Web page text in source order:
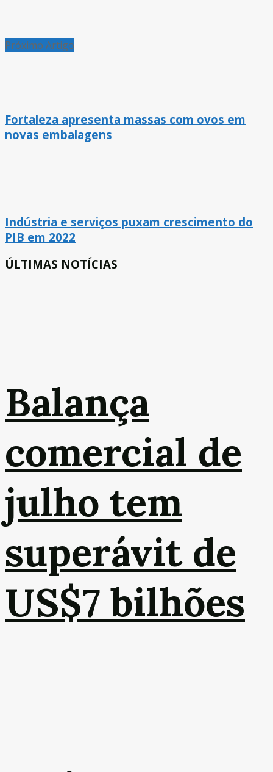
Próximo Artigo
Fortaleza apresenta massas com ovos em
novas embalagens
Indústria e serviços puxam crescimento do
PIB em 2022
ÚLTIMAS NOTÍCIAS
Balança
comercial de
julho tem
superávit de
US$7 bilhões